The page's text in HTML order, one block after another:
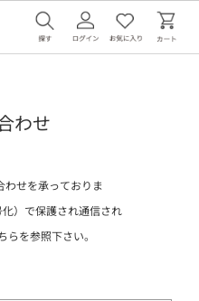
わせ
せを承っておりま
）で保護され通信され
らを参照下さい。